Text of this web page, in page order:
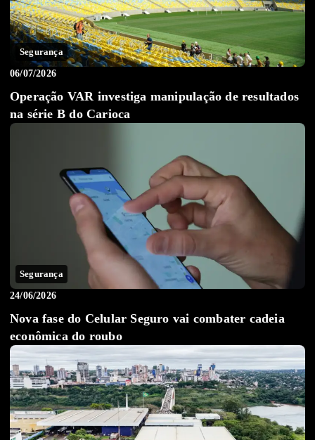
Segurança
06/07/2026
Operação VAR investiga manipulação de resultados
na série B do Carioca
Segurança
24/06/2026
Nova fase do Celular Seguro vai combater cadeia
econômica do roubo